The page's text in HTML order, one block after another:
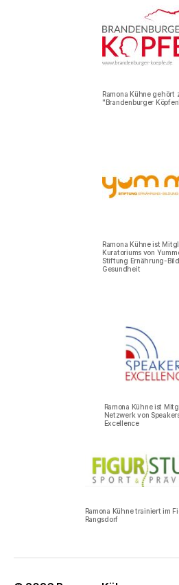
Ramona Kühne gehört
"Brandenburger
Ramona Kühne ist
Kuratoriums von
Stiftung Ernährung-
Gesundheit
Ramona Kühne ist
Netzwerk von
Excellence
Ramona Kühne trainiert im
Rangsdorf